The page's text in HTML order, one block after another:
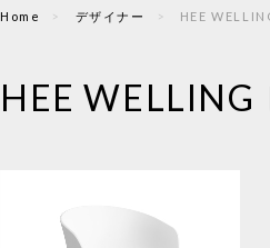
Home デザイナー HEE
HEE